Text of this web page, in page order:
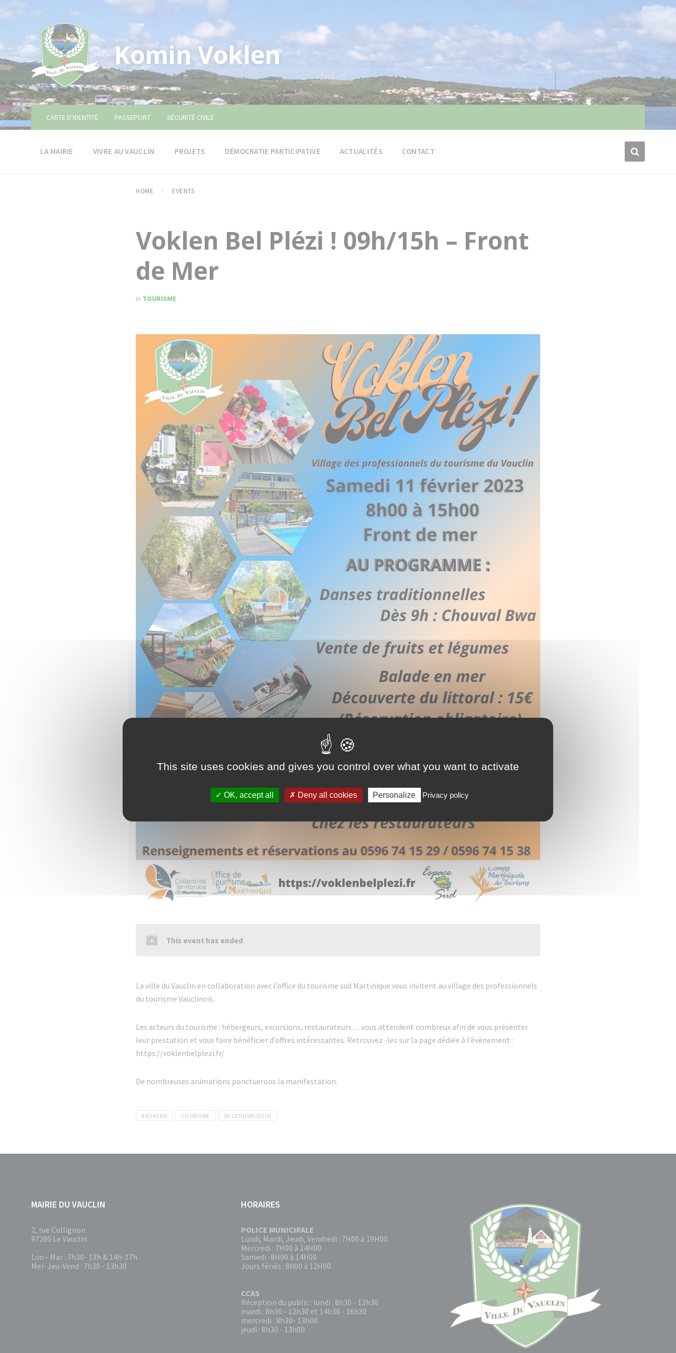
Komin Voklen
CARTE D’IDENTITÉ PASSEPORT SÉCURITÉ CIVILE
LA MAIRIE VIVRE AU VAUCLIN PROJETS DÉMOCRATIE PARTICIPATIVE ACTUALITÉS CONTACT
HOME EVENTS
Voklen Bel Plézi ! 09h/15h – Front
de Mer
in TOURISME
This event has ended
La ville du Vauclin en collaboration avec l’office du tourisme sud Martinique vous invitent au village des professionnels
du tourisme Vauclinois.
Les acteurs du tourisme : hébergeurs, excursions, restaurateurs… vous attendent nombreux afin de vous présenter
leur prestation et vous faire bénéficier d’offres intéressantes. Retrouvez -les sur la page dédiée à l’évènement :
https://voklenbelplezi.fr/
De nombreuses animations ponctuerons la manifestation.
Tags
#VOKLEN TOURISME VILLEDUVAUCLIN
MAIRIE DU VAUCLIN
2, rue Collignon
97280 Le Vauclin
Lun - Mar : 7h30- 13h & 14h-17h
Mer-Jeu-Vend : 7h30 - 13h30
HORAIRES
POLICE MUNICIPALE
Lundi, Mardi, Jeudi, Vendredi : 7H00 à 19H00
Mercredi : 7H00 à 14H00
Samedi : 8H00 à 14H00
Jours fériés : 8h00 à 12H00
CCAS
Réception du public : lundi : 8h30 - 12h30
mardi : 8h30 - 12h30 et 14h30 - 16h30
mercredi : 8h30- 13h00
jeudi : 8h30 - 13h00
This site uses cookies and gives you control over what you want to activate
OK, accept all Deny all cookies Personalize Privacy policy